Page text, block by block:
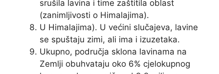
srušila lavina i time zaštitila oblast
(zanimljivosti o Himalajima).
U Himalajima). U većini slučajeva, lavine
se spuštaju zimi, ali ima i izuzetaka.
Ukupno, područja sklona lavinama na
Zemlji obuhvataju oko 6% cjelokupnog